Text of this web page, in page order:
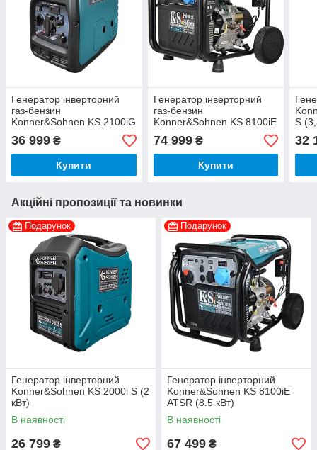
Генератор інверторний
газ-бензин
Konner&Sohnen KS 2100iG
S (2 кВт)
36 999 ₴
Купити
Генератор інверторний
газ-бензин
Konner&Sohnen KS 8100iE
G (8.5 кВт)
74 999₴
Купити
S
32
Акційні пропозиції та новинки
Подарунок
Генератор інверторний
Konner&Sohnen KS 2000i S (2
кВт)
В наявності
26 799 ₴
Подарунок
Генератор інверторний
Konner&Sohnen KS 8100iE
ATSR (8.5 кВт)
В наявності
67 499 ₴